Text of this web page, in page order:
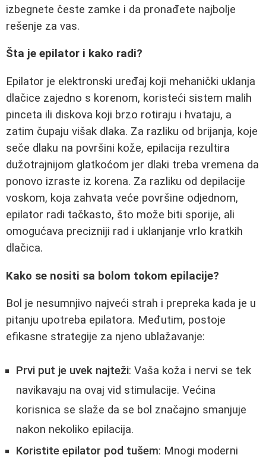
izbegnete česte zamke i da pronađete najbolje
rešenje za vas.
Šta je epilator i kako radi?
Epilator je elektronski uređaj koji mehanički uklanja
dlačice zajedno s korenom, koristeći sistem malih
pinceta ili diskova koji brzo rotiraju i hvataju, a
zatim čupaju višak dlaka. Za razliku od brijanja, koje
seče dlaku na površini kože, epilacija rezultira
dužotrajnijom glatkoćom jer dlaki treba vremena da
ponovo izraste iz korena. Za razliku od depilacije
voskom, koja zahvata veće površine odjednom,
epilator radi tačkasto, što može biti sporije, ali
omogućava precizniji rad i uklanjanje vrlo kratkih
dlačica.
Kako se nositi sa bolom tokom epilacije?
Bol je nesumnjivo najveći strah i prepreka kada je u
pitanju upotreba epilatora. Međutim, postoje
efikasne strategije za njeno ublažavanje:
Prvi put je uvek najteži: Vaša koža i nervi se tek
navikavaju na ovaj vid stimulacije. Većina
korisnica se slaže da se bol značajno smanjuje
nakon nekoliko epilacija.
Koristite epilator pod tušem: Mnogi moderni